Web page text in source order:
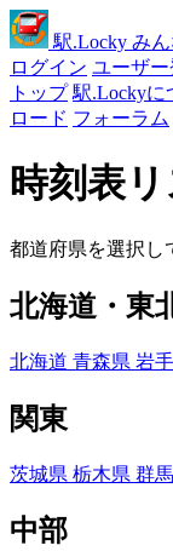
駅.Locky み
ログイン ユーザ
トップ 駅.Lockyに
ロード フォーラム
時刻表リ
都道府県を選択し
北海道・東
北海道 青森県 岩
関東
茨城県 栃木県 群
中部